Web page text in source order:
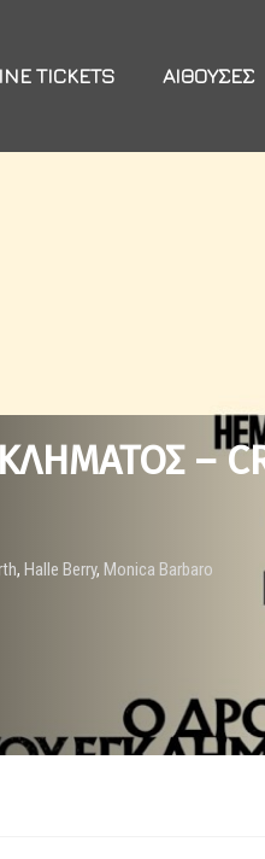
TICKETS ΑΊΘΟΥΣΕΣ
–
, Halle Berry, Monica Barbaro